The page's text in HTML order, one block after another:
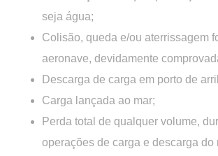
seja água;
Colisão, queda e/ou aterrissagem
aeronave, devidamente
Descarga de carga em porto de
Carga lançada ao mar;
Perda total de qualquer volume,
operações de carga e descarga do